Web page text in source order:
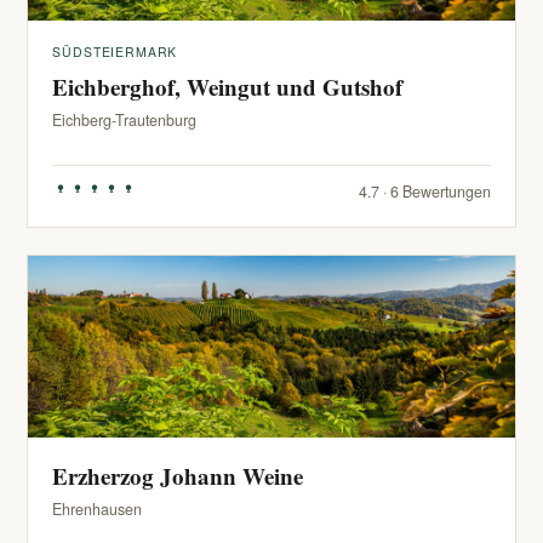
SÜDSTEIERMARK
Eichberghof, Weingut und Gutshof
Eichberg-Trautenburg
4.7 · 6 Bewertungen
Erzherzog Johann Weine
Ehrenhausen